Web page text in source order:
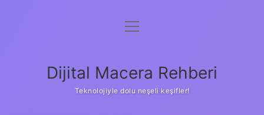
Anasayfa
Yasal Uyarı
menüyü
Dijital Macera Rehberi
Teknolojiyle dolu neşeli keşifler!